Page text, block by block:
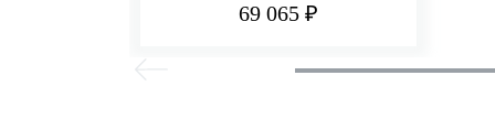
69 065 ₽